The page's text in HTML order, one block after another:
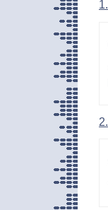
1.
2.